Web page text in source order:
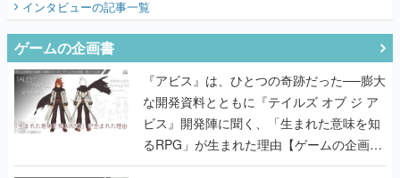
インタビューの記事一覧
ゲームの企画書
『アビス』は、ひとつの奇跡だった──膨大
な開発資料とともに『テイルズ オブ ジ ア
ビス』開発陣に聞く、「生まれた意味を知
るRPG」が生まれた理由【ゲームの企画
書】